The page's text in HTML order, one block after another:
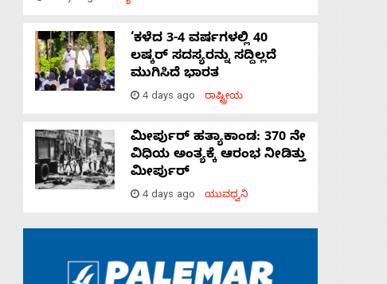
‘ಕಳೆದ 3-4 ವರ್ಷಗಳಲ್ಲಿ 40
ಲಷ್ಕರ್ ಸದಸ್ಯರನ್ನು ಸದ್ದಿಲ್ಲದೆ
ಮುಗಿಸಿದೆ ಭಾರತ
4 days ago ರಾಷ್ಟ್ರೀಯ
ಮೀರ್ಪುರ್ ಹತ್ಯಾಕಾಂಡ: 370 ನೇ
ವಿಧಿಯ ಅಂತ್ಯಕ್ಕೆ ಆರಂಭ ನೀಡಿತ್ತು
ಮೀರ್ಪುರ್
4 days ago ಯುವಧ್ವನಿ